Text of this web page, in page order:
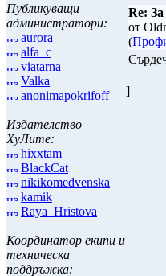
Публикуващи
администратори:
aurora
alfa_c
viatarna
Valka
anonimapokrifoff
Издателство
ХуЛите:
hixxtam
BlackCat
nikikomedvenska
kamik
Raya_Hristova
Координатор екипи и
техническа
поддръжка:
Re:
от
(
]